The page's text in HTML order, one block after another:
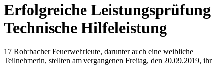
Erfolgreiche Leistungsprüfung
Technische Hilfeleistung
17 Rohrbacher Feuerwehrleute, darunter auch eine weibliche
Teilnehmerin, stellten am vergangenen Freitag, den 20.09.2019, ihr